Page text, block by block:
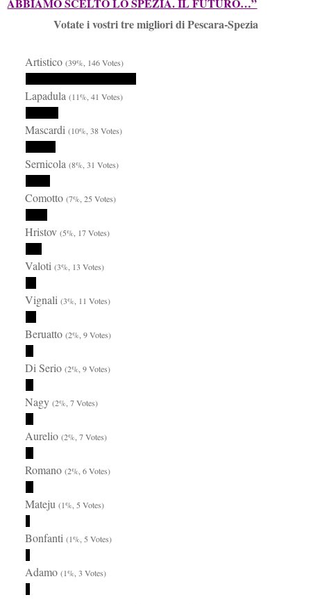
Votate i vostri tre migliori di Pescara-Spezia
Artistico(39%, 146 Votes)
Lapadula(11%, 41 Votes)
Mascardi(10%, 38 Votes)
Sernicola(8%, 31 Votes)
Comotto(7%, 25 Votes)
Hristov(5%, 17 Votes)
Valoti(3%, 13 Votes)
Vignali(3%, 11 Votes)
Beruatto(2%, 9 Votes)
Di Serio(2%, 9 Votes)
Nagy(2%, 7 Votes)
Aurelio(2%, 7 Votes)
Romano(2%, 6 Votes)
Mateju(1%, 5 Votes)
Bonfanti(1%, 5 Votes)
Adamo(1%, 3 Votes)